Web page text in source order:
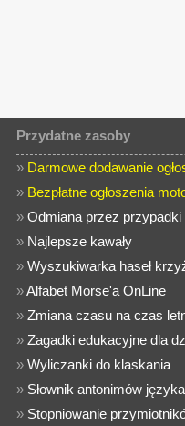
Przydatne zasoby
» Darmowe dodawanie
» Bezpłatne ogłoszenia
»Odmiana przez
» Najlepsze kawały
»Wyszukiwarka haseł
»Alfabet Morse'a OnLine
»Zmiana czasu na czas
»Zagadki edukacyjne dla
»Wyliczanki do klaskania
» Słownik antonimów
» Stopniowanie